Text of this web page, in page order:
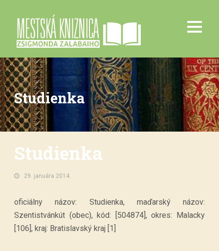
Studienka
Studienka
29. januára 2014.
oficiálny názov: Studienka, maďarský názov:
Szentistvánkút (obec), kód: [504874], okres: Malacky
[106], kraj: Bratislavský kraj [1]